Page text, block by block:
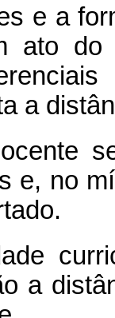
e a
ato
a
e, no
a